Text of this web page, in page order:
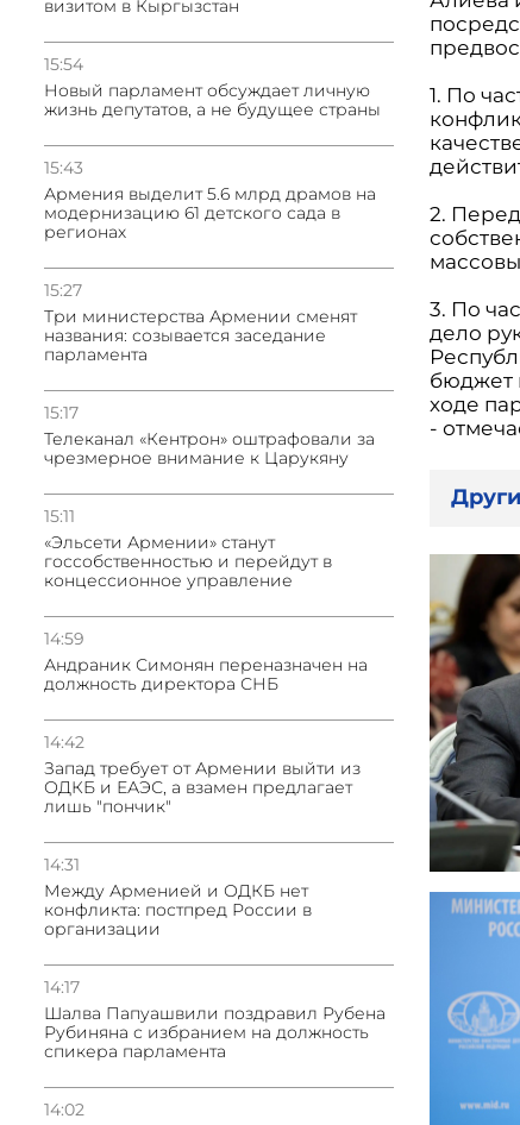
визитом в Кыргызстан
15:54
Новый парламент обсуждает личную
жизнь депутатов, а не будущее страны
15:43
Армения выделит 5.6 млрд драмов на
модернизацию 61 детского сада в
регионах
15:27
Три министерства Армении сменят
названия: созывается заседание
парламента
15:17
Телеканал «Кентрон» оштрафовали за
чрезмерное внимание к Царукяну
15:11
«Эльсети Армении» станут
госсобственностью и перейдут в
концессионное управление
14:59
Андраник Симонян переназначен на
должность директора СНБ
14:42
Запад требует от Армении выйти из
ОДКБ и ЕАЭС, а взамен предлагает
лишь "пончик"
14:31
Между Арменией и ОДКБ нет
конфликта: постпред России в
организации
14:17
Шалва Папуашвили поздравил Рубена
Рубиняна с избранием на должность
спикера парламента
14:02
1. По
2.
3. По
дело
бюджет
ходе
-